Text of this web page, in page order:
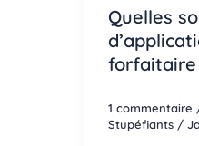
Quelles
forfaitaire
1 commentaire
Stupéfiants /